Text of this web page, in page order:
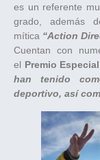
es un referente
grado, además
mítica “Action
Cuentan con
el Premio
han tenido
deportivo, así